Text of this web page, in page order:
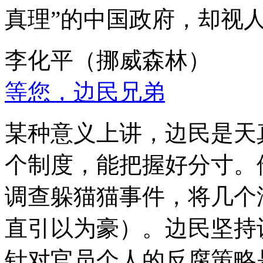
真理”的中国政府，却视
李化平（挪威森林）
等您，边民兄弟
某种意义上讲，边民是
个制度，能把握好分寸
调查躲猫猫事件，将几
直引以为豪）。边民坚